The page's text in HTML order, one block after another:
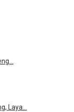
Laya…